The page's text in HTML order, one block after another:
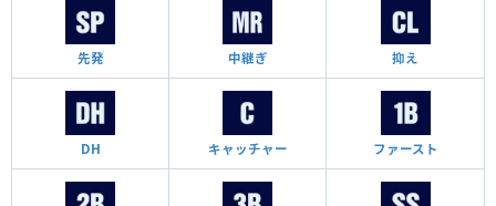
先発 中継ぎ 抑え
DH キャッチャー ファースト